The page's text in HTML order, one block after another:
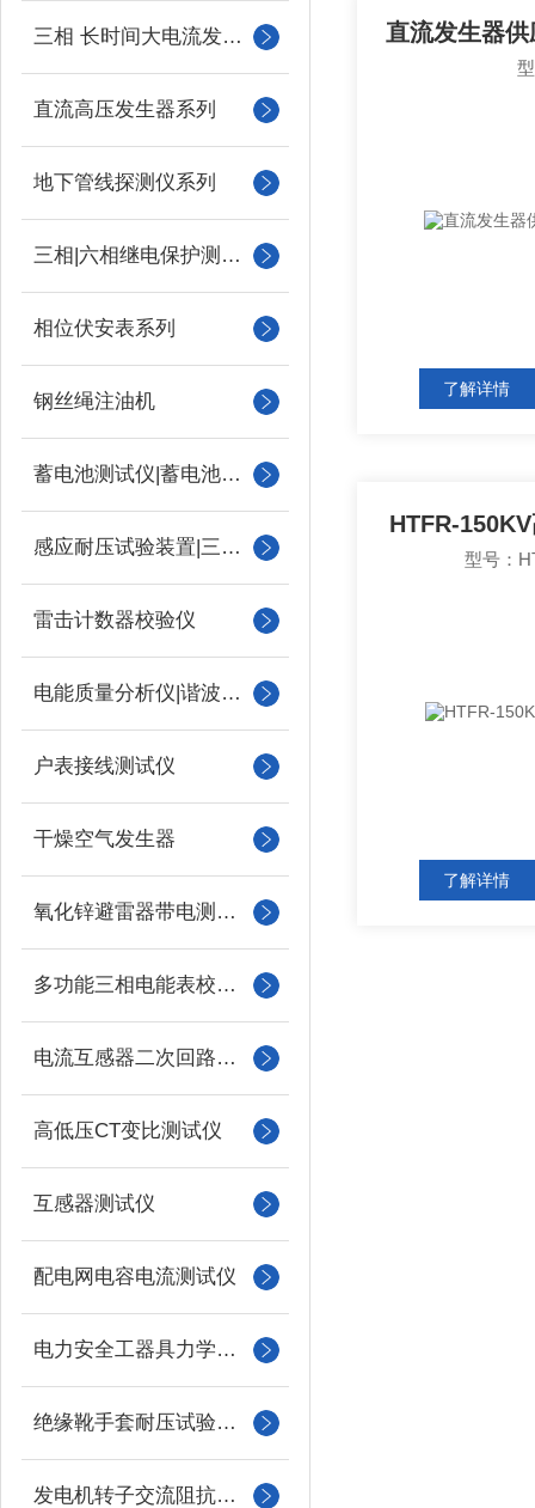
三相 长时间大电流发生器
直流高压发生器系列
地下管线探测仪系列
三相|六相继电保护测试仪
相位伏安表系列
钢丝绳注油机
蓄电池测试仪|蓄电池充放电测试仪
感应耐压试验装置|三倍频
雷击计数器校验仪
电能质量分析仪|谐波测试
户表接线测试仪
干燥空气发生器
氧化锌避雷器带电测试仪（氧化锌避雷器测试仪）
多功能三相电能表校验仪
电流互感器二次回路负载测试仪
高低压CT变比测试仪
互感器测试仪
配电网电容电流测试仪
电力安全工器具力学性能试验机
绝缘靴手套耐压试验装置
发电机转子交流阻抗测试仪
直流发生器
了解详情
HTFR-
型号：
了解详情